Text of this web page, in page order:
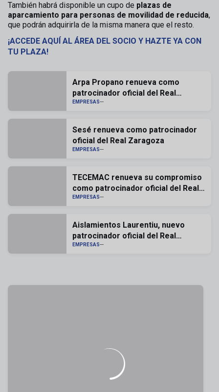
También habrá disponible un cupo de plazas de
aparcamiento para personas de movilidad de reducida,
que podrán adquirirla de la misma manera que el resto.
¡ACCEDE AQUÍ AL ÁREA DEL SOCIO Y HAZTE YA CON
TU PLAZA!
Arpa Propano renueva como
patrocinador oficial del Real
Zaragoza
EMPRESAS
Sesé renueva como patrocinador
oficial del Real Zaragoza
EMPRESAS
TECEMAC renueva su compromiso
como patrocinador oficial del Real
Zaragoza
EMPRESAS
Aislamientos Laurentiu, nuevo
patrocinador oficial del Real
Zaragoza
EMPRESAS